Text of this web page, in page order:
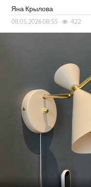
Яна Крылова
08.05.2026 08:55 422